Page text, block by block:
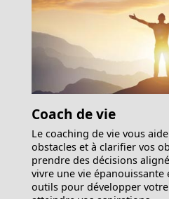
Coach de vie
Le coaching de vie vous
obstacles et à clarifier vos
prendre des décisions
vivre une vie épanouissante
outils pour développer